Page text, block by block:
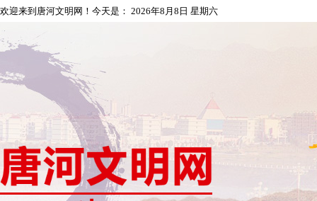
欢迎来到唐河文明网！今天是： 2026年8月8日 星期六